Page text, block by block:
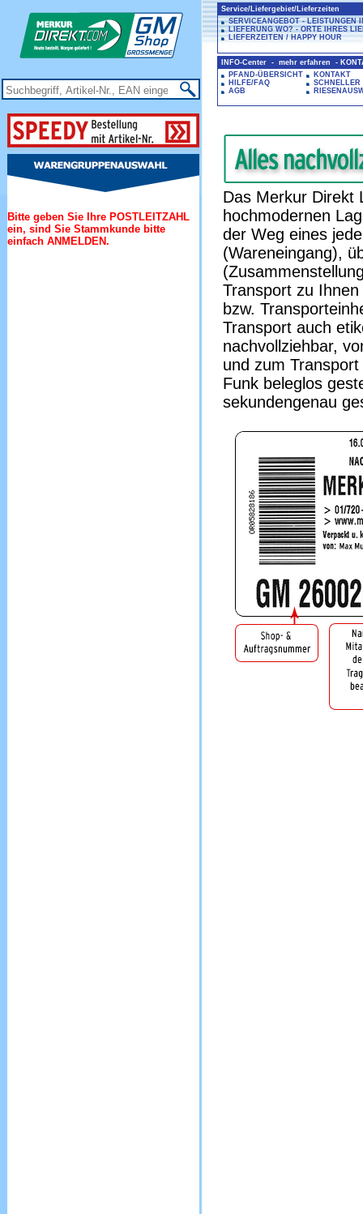
Bitte geben Sie Ihre POSTLEITZAHL
ein, sind Sie Stammkunde bitte
einfach ANMELDEN.
Service/Liefergebiet/Lieferzeiten
SERVICEANGEBOT - LEISTUNGEN
LIEFERUNG WO? - ORTE IHRES
LIEFERZEITEN / HAPPY HOUR
INFO-Center - mehr erfahren -
PFAND-ÜBERSICHT
HILFE/FAQ
AGB
KONTAKT
SCHNELLER
Das Merkur Direkt
hochmodernen
der Weg eines
(Wareneingang),
Transport zu
bzw.
Transport auch
nachvollziehbar,
und zum
Funk beleglos
sekundengenau